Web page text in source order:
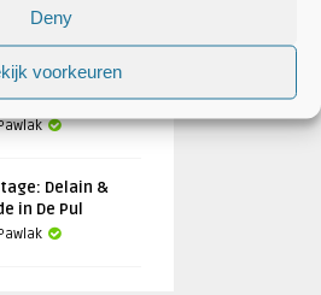
Deny
voorkeuren
Serenity +
in De Pul, Uden
Delain &
in De Pul